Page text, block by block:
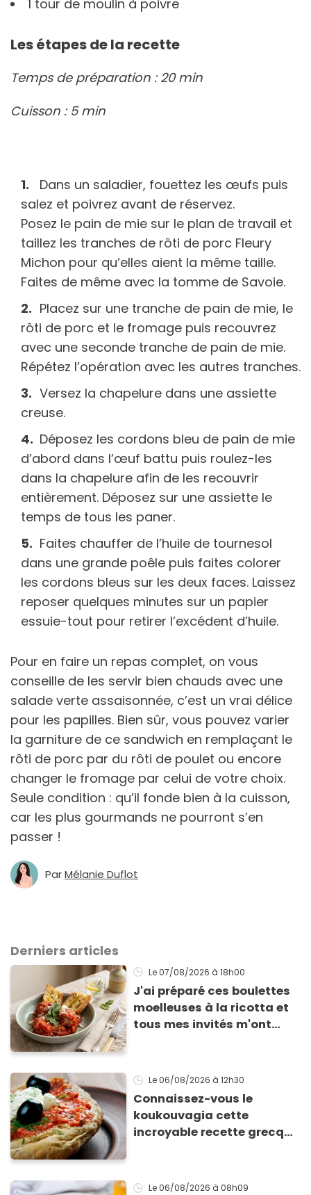
1 tour de moulin à poivre
Les étapes de la recette
Temps de préparation : 20 min
Cuisson : 5 min
Dans un saladier, fouettez les œufs puis
salez et poivrez avant de réservez.
Posez le pain de mie sur le plan de travail et
taillez les tranches de rôti de porc Fleury
Michon pour qu’elles aient la même taille.
Faites de même avec la tomme de Savoie.
Placez sur une tranche de pain de mie, le
rôti de porc et le fromage puis recouvrez
avec une seconde tranche de pain de mie.
Répétez l’opération avec les autres tranches.
Versez la chapelure dans une assiette
creuse.
Déposez les cordons bleu de pain de mie
d’abord dans l’œuf battu puis roulez-les
dans la chapelure afin de les recouvrir
entièrement. Déposez sur une assiette le
temps de tous les paner.
Faites chauffer de l’huile de tournesol
dans une grande poêle puis faites colorer
les cordons bleus sur les deux faces. Laissez
reposer quelques minutes sur un papier
essuie-tout pour retirer l’excédent d’huile.
Pour en faire un repas complet, on vous
conseille de les servir bien chauds avec une
salade verte assaisonnée, c’est un vrai délice
pour les papilles. Bien sûr, vous pouvez varier
la garniture de ce sandwich en remplaçant le
rôti de porc par du rôti de poulet ou encore
changer le fromage par celui de votre choix.
Seule condition : qu’il fonde bien à la cuisson,
car les plus gourmands ne pourront s’en
passer !
ParMélanie Duflot
Derniers articles
Le 07/08/2026 à 18h00
J'ai préparé ces boulettes
moelleuses à la ricotta et
tous mes invités m'ont
Le 06/08/2026 à 12h30
Connaissez-vous le
koukouvagia cette
incroyable recette grecque
Le 06/08/2026 à 08h09